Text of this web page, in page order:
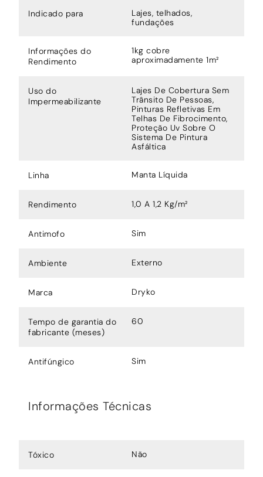
Indicado para
Lajes, telhados,
fundações
Informações do
Rendimento
1kg cobre
aproximadamente 1m²
Uso do
Impermeabilizante
Lajes De Cobertura Sem
Trânsito De Pessoas,
Pinturas Refletivas Em
Telhas De Fibrocimento,
Proteção Uv Sobre O
Sistema De Pintura
Asfáltica
Linha Manta Líquida
Rendimento 1,0 A 1,2 Kg/m²
Antimofo Sim
Ambiente Externo
Marca Dryko
Tempo de garantia do
fabricante (meses)
60
Antifúngico Sim
Informações Técnicas
Tóxico Não